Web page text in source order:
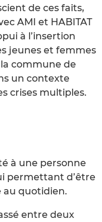
de ces faits,
AMI et HABITAT
à l’insertion
jeunes et femmes
commune de
un contexte
crises multiples.
à une personne
permettant d’être
au quotidien.
entre deux